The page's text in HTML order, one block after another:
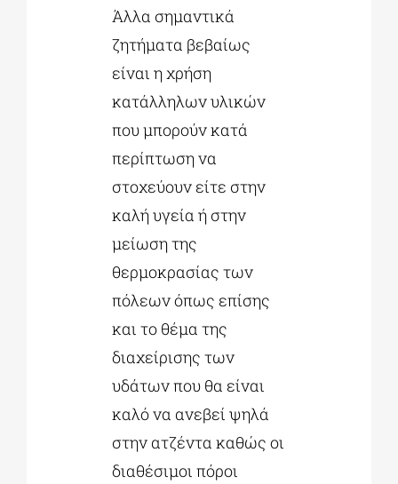
Άλλα σημαντικά
ζητήματα βεβαίως
είναι η χρήση
κατάλληλων υλικών
που μπορούν κατά
περίπτωση να
στοχεύουν είτε στην
καλή υγεία ή στην
μείωση της
θερμοκρασίας των
πόλεων όπως επίσης
και το θέμα της
διαχείρισης των
υδάτων που θα είναι
καλό να ανεβεί ψηλά
στην ατζέντα καθώς οι
διαθέσιμοι πόροι